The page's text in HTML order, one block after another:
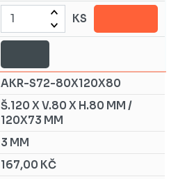
KS
AKR-S72-80X120X80
Š.120 X V.80 X H.80 MM /
120X73 MM
3 MM
167,00 KČ